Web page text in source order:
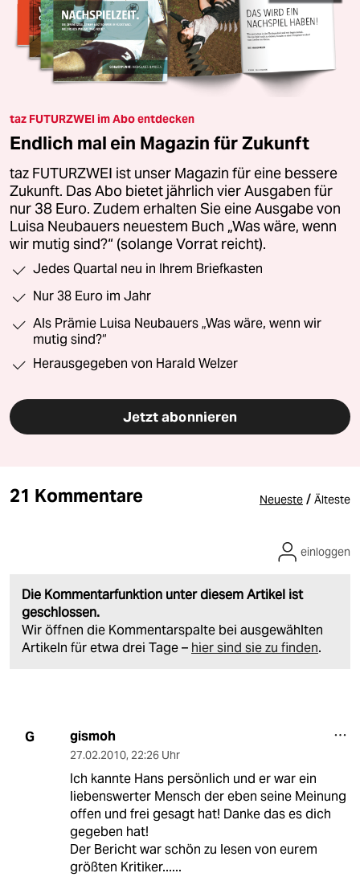
taz FUTURZWEI im Abo entdecken
Endlich mal ein Magazin für Zukunft
taz FUTURZWEI ist unser Magazin für eine bessere
Zukunft. Das Abo bietet jährlich vier Ausgaben für
nur 38 Euro. Zudem erhalten Sie eine Ausgabe von
Luisa Neubauers neuestem Buch „Was wäre, wenn
wir mutig sind?“ (solange Vorrat reicht).
Jedes Quartal neu in Ihrem Briefkasten
Nur 38 Euro im Jahr
Als Prämie Luisa Neubauers „Was wäre, wenn wir
mutig sind?“
Herausgegeben von Harald Welzer
Jetzt abonnieren
21 Kommentare Neueste / Älteste
Die Kommentarfunktion unter diesem Artikel ist
geschlossen.
Wir öffnen die Kommentarspalte bei ausgewählten
Artikeln für etwa drei Tage – hier sind sie zu finden.
einloggen
G gismoh
27.02.2010, 22:26 Uhr
Ich kannte Hans persönlich und er war ein
liebenswerter Mensch der eben seine Meinung
offen und frei gesagt hat! Danke das es dich
gegeben hat!
Der Bericht war schön zu lesen von eurem
größten Kritiker......